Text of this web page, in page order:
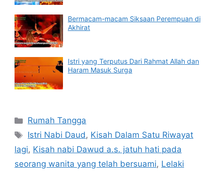
Bermacam-macam Siksaan Perempuan di
Akhirat
Istri yang Terputus Dari Rahmat Allah dan
Haram Masuk Surga
Categories
Rumah Tangga
Tags
Istri Nabi Daud, Kisah Dalam Satu Riwayat
lagi, Kisah nabi Dawud a.s. jatuh hati pada
seorang wanita yang telah bersuami, Lelaki